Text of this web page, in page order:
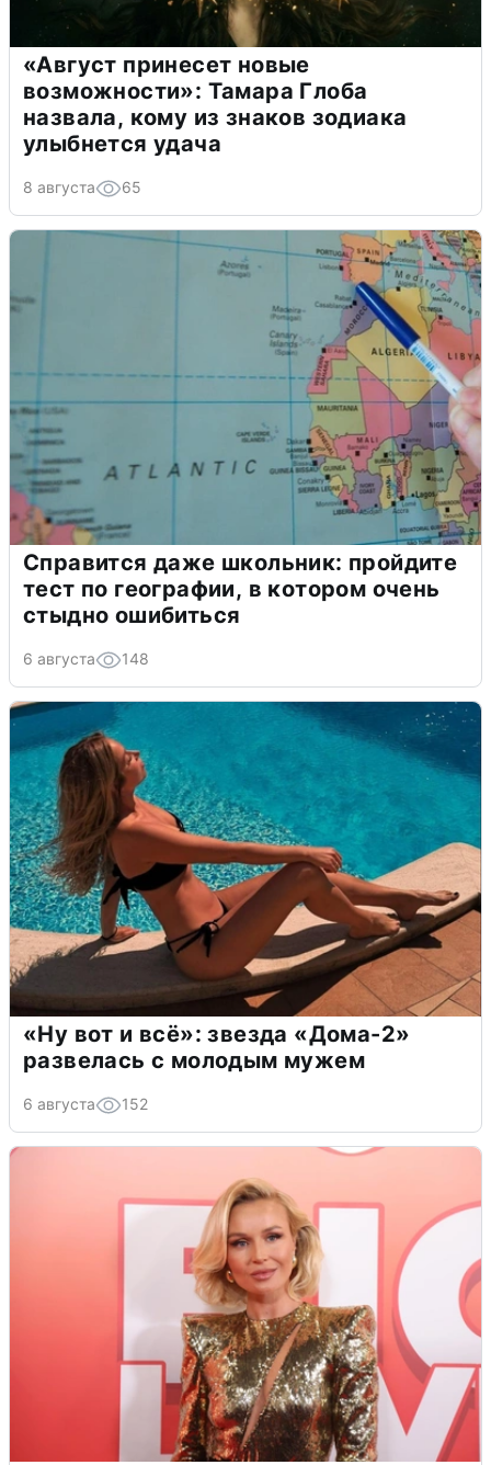
«Август принесет новые
возможности»: Тамара Глоба
назвала, кому из знаков зодиака
улыбнется удача
8 августа 65
Справится даже школьник: пройдите
тест по географии, в котором очень
стыдно ошибиться
6 августа 148
«Ну вот и всё»: звезда «Дома-2»
развелась с молодым мужем
6 августа 152